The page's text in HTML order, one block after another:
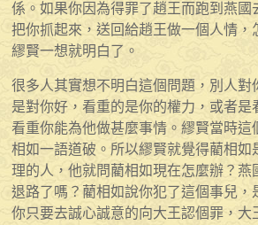
係。如果你因為得罪了趙王而跑到燕國
把你抓起來，送回給趙王做一個人情，
繆賢一想就明白了。
很多人其實想不明白這個問題，別人對
是對你好，看重的是你的權力，或者是
看重你能為他做甚麼事情。繆賢當時這
相如一語道破。所以繆賢就覺得藺相如
理的人，他就問藺相如現在怎麼辦？燕
退路了嗎？藺相如說你犯了這個事兒，
你只要去誠心誠意的向大王認個罪，大